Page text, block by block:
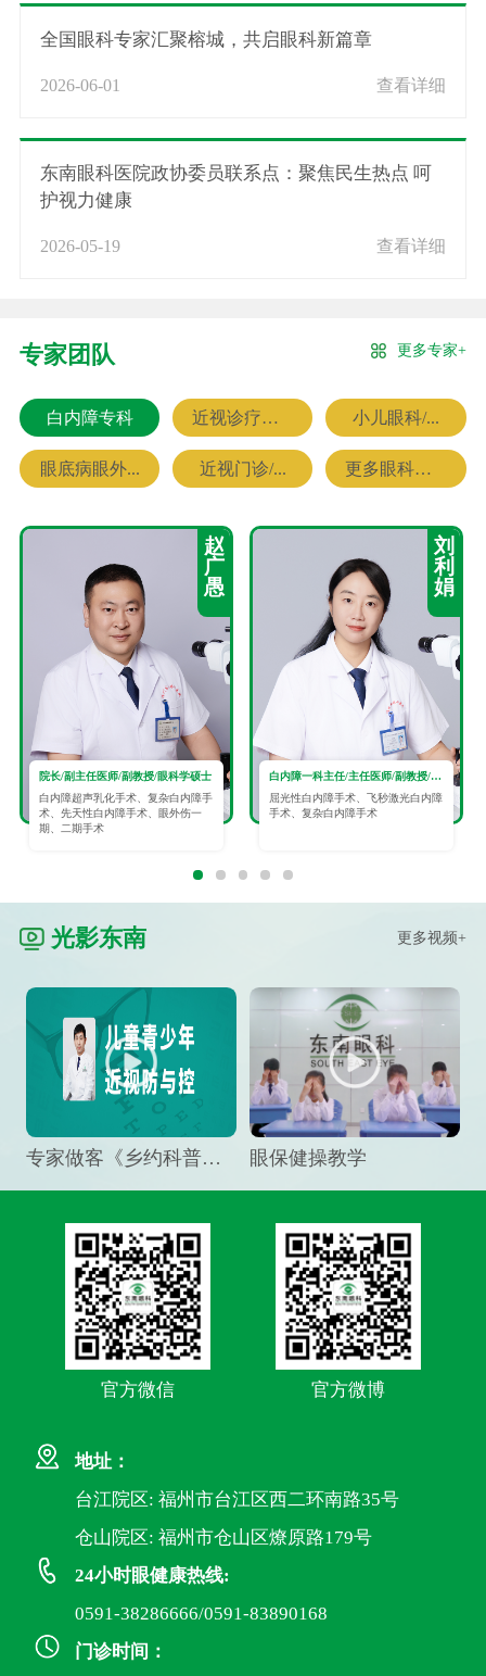
全国眼科专家汇聚榕城，共启眼科新篇章
2026-06-01 查看详细
东南眼科医院政协委员联系点：聚焦民生热点 呵
护视力健康
2026-05-19 查看详细
专家团队 更多专家+
白内障专科 近视诊疗专科 小儿眼科/...
眼底病眼外... 近视门诊/... 更多眼科专家
赵
广
愚
院长/副主任医师/副教授/眼科学硕士
白内障超声乳化手术、复杂白内障手
术、先天性白内障手术、眼外伤一
期、二期手术
刘
利
娟
白内障一科主任/主任医师/副教授/眼科学硕士
屈光性白内障手术、飞秒激光白内障
手术、复杂白内障手术
光影东南 更多视频+
专家做客《乡约科普》栏目，预防孩子近视竟然这么“简单” 眼保健操教学
官方微信 官方微博
地址：
台江院区: 福州市台江区西二环南路35号
仓山院区: 福州市仓山区燎原路179号
24小时眼健康热线:
0591-38286666/0591-83890168
门诊时间：